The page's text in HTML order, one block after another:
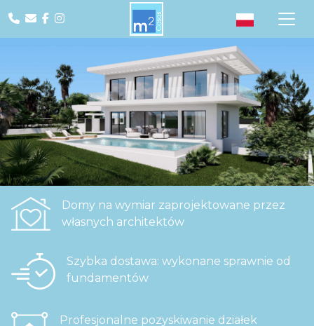
Domy na wymiar zaprojektowane przez
własnych architektów
Szybka dostawa: wykonane sprawnie od
fundamentów
Profesjonalne pozyskiwanie działek